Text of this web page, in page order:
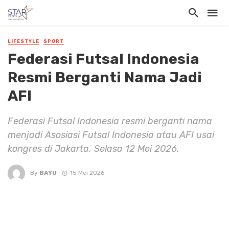
LIFESTYLE SPORT
Federasi Futsal Indonesia
Resmi Berganti Nama Jadi
AFI
Federasi Futsal Indonesia resmi berganti nama
menjadi Asosiasi Futsal Indonesia atau AFI usai
kongres di Jakarta, Selasa 12 Mei 2026.
By BAYU 15 Mei 2026